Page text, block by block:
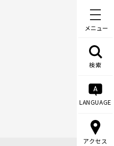
メニュー
検索
LANGUAGE
アクセス